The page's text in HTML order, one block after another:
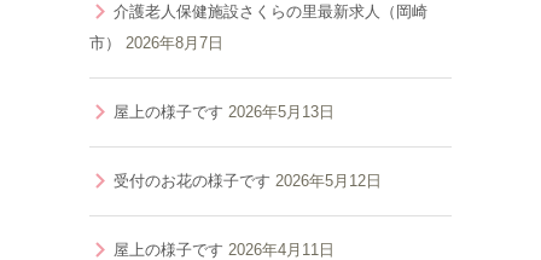
介護老人保健施設さくらの里最新求人（岡崎
市）
2026年8月7日
屋上の様子です 2026年5月13日
受付のお花の様子です 2026年5月12日
屋上の様子です 2026年4月11日